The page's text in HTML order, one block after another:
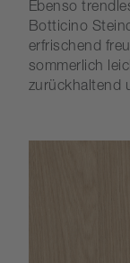
Ebenso
Botticino
erfrischend
sommerlich
zurückhaltend